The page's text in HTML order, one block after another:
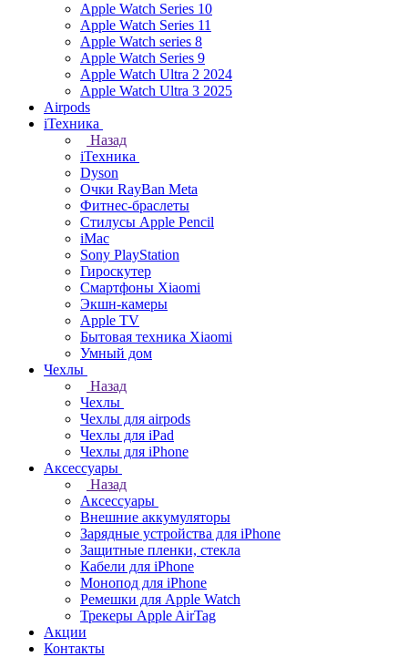
Apple Watch Series 10
Apple Watch Series 11
Apple Watch series 8
Apple Watch Series 9
Apple Watch Ultra 2 2024
Apple Watch Ultra 3 2025
Airpods
iТехника
Назад
iТехника
Dyson
Очки RayBan Meta
Фитнес-браслеты
Стилусы Apple Pencil
iMac
Sony PlayStation
Гироскутер
Смартфоны Xiaomi
Экшн-камеры
Apple TV
Бытовая техника Xiaomi
Умный дом
Чехлы
Назад
Чехлы
Чехлы для airpods
Чехлы для iPad
Чехлы для iPhone
Аксессуары
Назад
Аксессуары
Внешние аккумуляторы
Зарядные устройства для iPhone
Защитные пленки, стекла
Кабели для iPhone
Монопод для iPhone
Ремешки для Apple Watch
Трекеры Apple AirTag
Акции
Контакты